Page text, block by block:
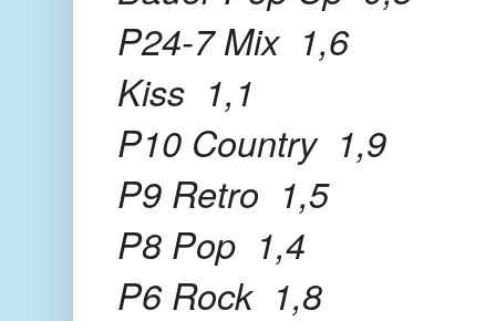
P24-7 Mix 1,6
Kiss 1,1
P10 Country 1,9
P9 Retro 1,5
P8 Pop 1,4
P6 Rock 1,8